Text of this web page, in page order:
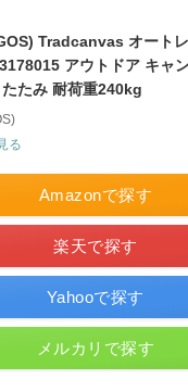
Tradcanvas オート
アウトドア キャ
たみ 耐荷重240kg
る
Amazonで探す
楽天で探す
Yahooで探す
メルカリで探す